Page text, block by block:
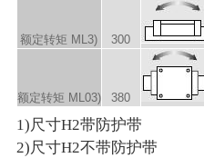
额定转矩 M L3) 300
额定转矩 M L03) 380
1)尺寸H2带防护带
2)尺寸H2不带防护带